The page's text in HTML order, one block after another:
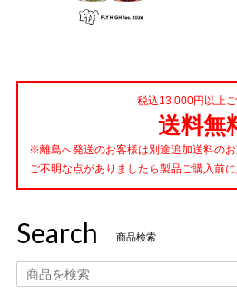
税込13,000円以上
送料無
※離島へ発送のお客様は別途追加送料のお
ご不明な点がありましたら製品ご購入前
Search 商品検索